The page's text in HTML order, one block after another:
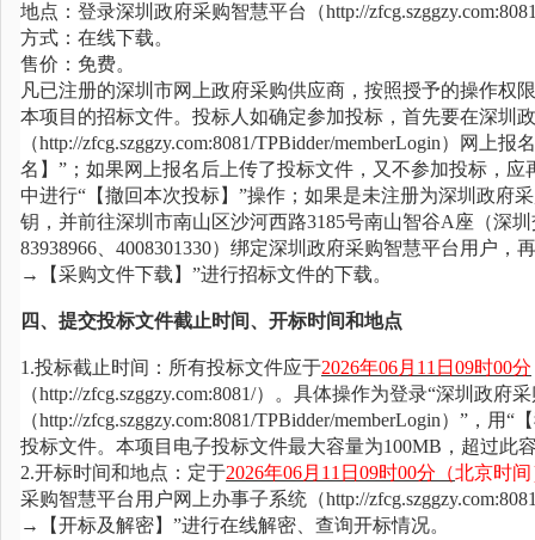
地点：登录深圳政府采购智慧平台（http://
方式：在线下载。
售价：免费。
凡已注册的深圳市网上政府采购供应商，按照授予的操作权
本项目的招标文件。投标人如确定参加投标，首先要在深圳
（http://zfcg.szggzy.com:8081/TPBidder/memberLogin）网
名】”；如果网上报名后上传了投标文件，又不参加投标，
中进行“【撤回本次投标】”操作；如果是未注册为深圳政府
钥，并前往深圳市南山区沙河西路3185号南山智谷A座（深
83938966、4008301330）绑定深圳政府采购智慧平台用户
→【采购文件下载】”进行招标文件的下载。
四、提交投标文件截止时间、开标时间和地点
1.投标截止时间：所有投标文件应于2026年06月 11 日 09时00分
（http://zfcg.szggzy.com:8081/）。具体操作为登录“深圳政府
（http://zfcg.szggzy.com:8081/TPBidder/memberLogin）”
投标文件。本项目电子投标文件最大容量为100MB，超过此
2.开标时间和地点：定于2026年06月 11 日 09时00分（北京时间
采购智慧平台用户网上办事子系统（http://
→【开标及解密】”进行在线解密、查询开标情况。